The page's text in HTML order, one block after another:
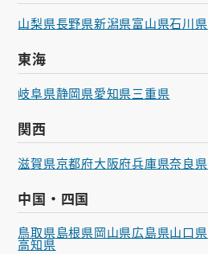
山梨県長野県新潟県富山県石川県
東海
岐阜県静岡県愛知県三重県
関西
滋賀県京都府大阪府兵庫県奈良県
中国・四国
鳥取県島根県岡山県広島県山口県
高知県